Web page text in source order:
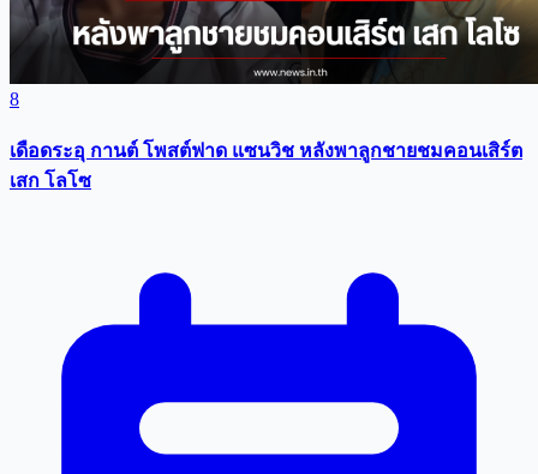
8
เดือดระอุ กานต์ โพสต์ฟาด แซนวิช หลังพาลูกชายชมคอนเสิร์ต
เสก โลโซ